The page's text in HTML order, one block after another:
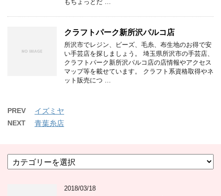
もちょっとだ …
クラフトパーク新所沢パルコ店
所沢市でレジン、ビーズ、毛糸、布生地のお得で安
い手芸店を探しましょう。 埼玉県所沢市の手芸店、
クラフトパーク新所沢パルコ店の店情報やアクセス
マップ等を載せています。 クラフト系資格取得やネ
ット販売につ …
PREV イズミヤ
NEXT 青葉糸店
テ
2018/03/18